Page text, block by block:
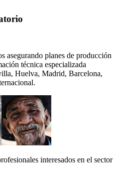
asegurando planes de producción
técnica especializada
Huelva, Madrid, Barcelona,
interesados en el sector